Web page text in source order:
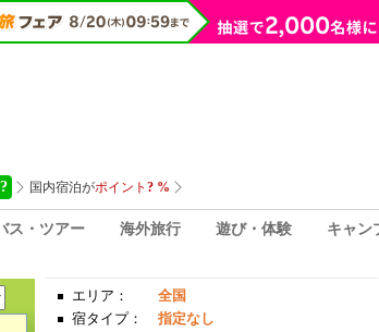
ス・ツアー 海外旅行 遊び・体験 キャン
エリア：
全国
宿タイプ：
指定なし